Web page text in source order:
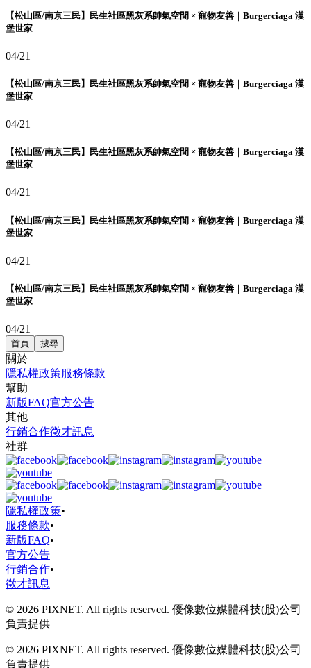
【松山區/南京三民】民生社區黑灰系帥氣空間 × 寵物友善｜Burgerciaga 漢
堡世家
04/21
【松山區/南京三民】民生社區黑灰系帥氣空間 × 寵物友善｜Burgerciaga 漢
堡世家
04/21
【松山區/南京三民】民生社區黑灰系帥氣空間 × 寵物友善｜Burgerciaga 漢
堡世家
04/21
【松山區/南京三民】民生社區黑灰系帥氣空間 × 寵物友善｜Burgerciaga 漢
堡世家
04/21
【松山區/南京三民】民生社區黑灰系帥氣空間 × 寵物友善｜Burgerciaga 漢
堡世家
04/21
首頁 搜尋
關於
隱私權政策服務條款
幫助
新版FAQ官方公告
其他
行銷合作徵才訊息
社群
隱私權政策•
服務條款•
新版FAQ•
官方公告
行銷合作•
徵才訊息
© 2026 PIXNET. All rights reserved. 優像數位媒體科技(股)公司
負責提供
© 2026 PIXNET. All rights reserved. 優像數位媒體科技(股)公司
負責提供